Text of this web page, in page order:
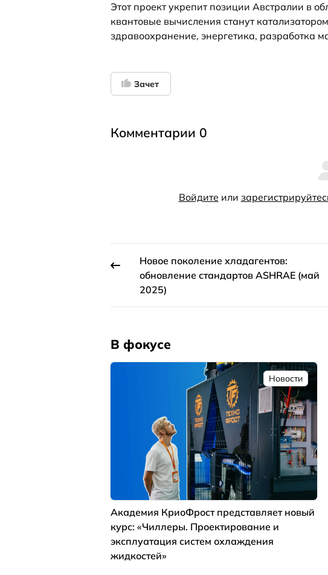
Этот проект укрепит позиции Австралии в
квантовые вычисления станут
здравоохранение, энергетика, разработка
Зачет
Комментарии 0
Войдите или
Новое поколение хладагентов:
обновление стандартов ASHRAE (май
2025)
В фокусе
Новости
Академия КриоФрост представляет новый
курс: «Чиллеры. Проектирование и
эксплуатация систем охлаждения
жидкостей»